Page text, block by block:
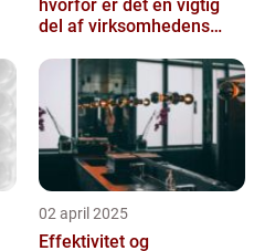
hvorfor er det en vigtig
del af virksomhedens
02 april 2025
Effektivitet og